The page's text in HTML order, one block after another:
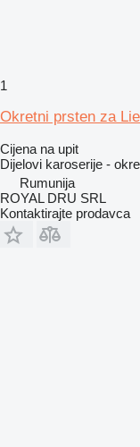
1
Okretni prsten za
Cijena na upit
Dijelovi karoserije -
Rumunija
ROYAL DRU SRL
Kontaktirajte prodavca